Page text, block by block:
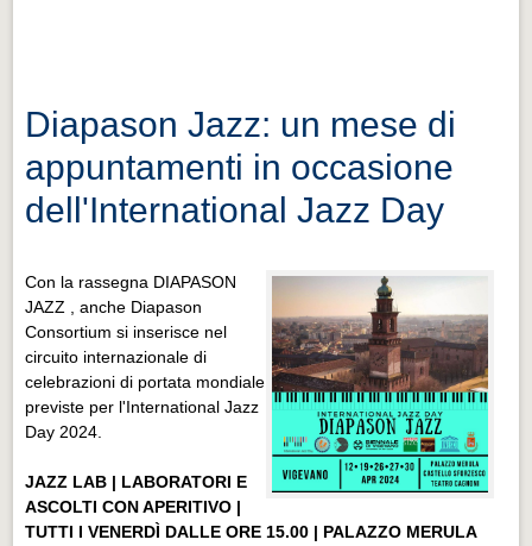
Diapason Jazz: un mese di
appuntamenti in occasione
dell'International Jazz Day
Con la rassegna DIAPASON
JAZZ , anche Diapason
Consortium si inserisce nel
circuito internazionale di
celebrazioni di portata mondiale
previste per l'International Jazz
Day 2024.
JAZZ LAB | LABORATORI E
ASCOLTI CON APERITIVO |
TUTTI I VENERDÌ DALLE ORE 15.00 | PALAZZO MERULA